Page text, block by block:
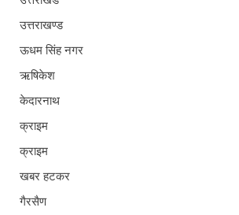
उत्तराखण्ड
ऊधम सिंह नगर
ऋषिकेश
केदारनाथ
क्राइम
क्राइम
खबर हटकर
गैरसैण